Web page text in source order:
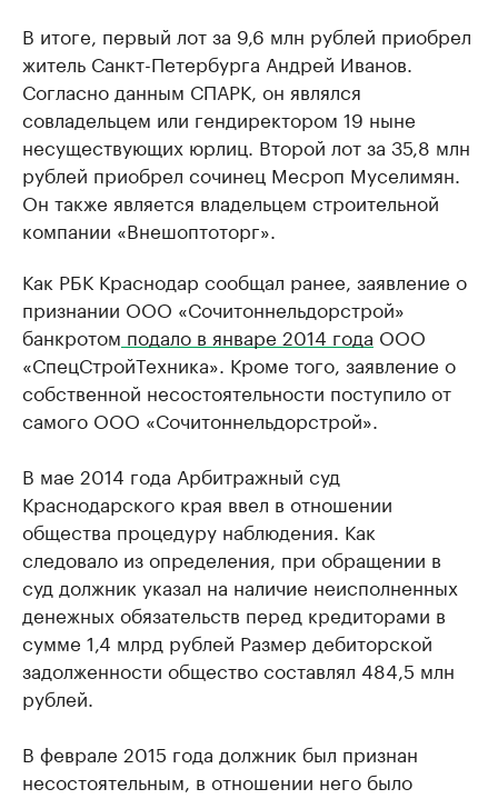
В итоге, первый лот за 9,6 млн рублей приобрел
житель Санкт-Петербурга Андрей Иванов.
Согласно данным СПАРК, он являлся
совладельцем или гендиректором 19 ныне
несуществующих юрлиц. Второй лот за 35,8 млн
рублей приобрел сочинец Месроп Муселимян.
Он также является владельцем строительной
компании «Внешоптоторг».
Как РБК Краснодар сообщал ранее, заявление о
признании ООО «Сочитоннельдорстрой»
банкротом подало в январе 2014 года ООО
«СпецСтройТехника». Кроме того, заявление о
собственной несостоятельности поступило от
самого ООО «Сочитоннельдорстрой».
В мае 2014 года Арбитражный суд
Краснодарского края ввел в отношении
общества процедуру наблюдения. Как
следовало из определения, при обращении в
суд должник указал на наличие неисполненных
денежных обязательств перед кредиторами в
сумме 1,4 млрд рублей Размер дебиторской
задолженности общество составлял 484,5 млн
рублей.
В феврале 2015 года должник был признан
несостоятельным, в отношении него было